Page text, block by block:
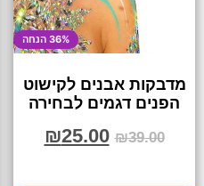
36% הנחה
מדבקות אבנים לקישוט
הפנים דגמים לבחירה
₪39.00
₪25.00